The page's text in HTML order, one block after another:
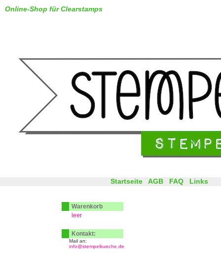
Online-Shop für Clearstamps
Startseite AGB FAQ Links
Warenkorb
leer
Kontakt:
Mail an:
info@stempelkueche.de